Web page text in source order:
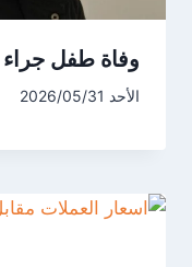
وفاة طفل
الأحد 2026/05/31